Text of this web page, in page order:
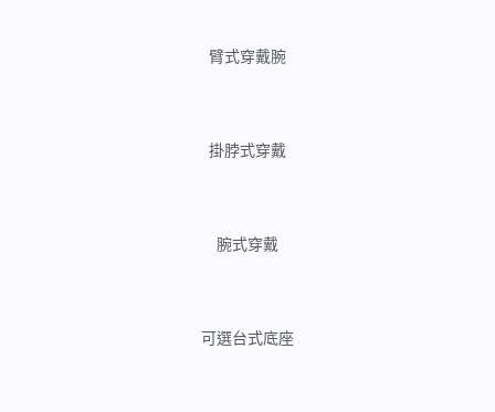
臂式穿戴腕
掛脖式穿戴
腕式穿戴
可選台式底座